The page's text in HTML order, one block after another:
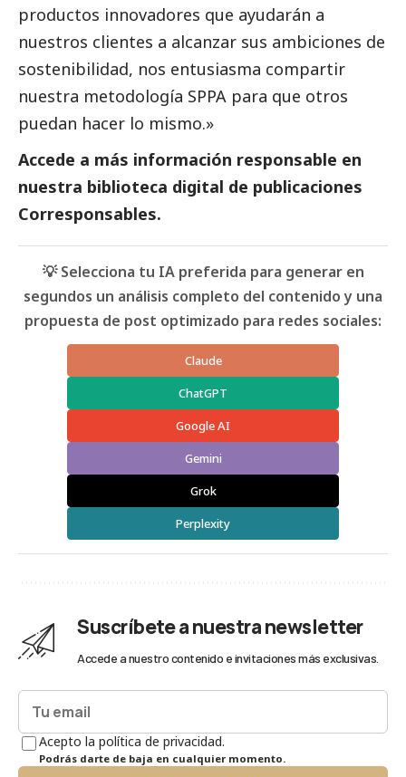
productos innovadores que ayudarán a
nuestros clientes a alcanzar sus ambiciones de
sostenibilidad, nos entusiasma compartir
nuestra metodología SPPA para que otros
puedan hacer lo mismo.»
Accede a más información responsable en
nuestra biblioteca digital de publicaciones
Corresponsables.
💡 Selecciona tu IA preferida para generar en
segundos un análisis completo del contenido y una
propuesta de post optimizado para redes sociales:
Claude
ChatGPT
Google AI
Gemini
Grok
Perplexity
Suscríbete a nuestra newsletter
Accede a nuestro contenido e invitaciones más exclusivas.
Acepto la política de privacidad.
Podrás darte de baja en cualquier momento.